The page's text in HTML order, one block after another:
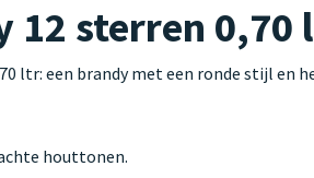
12 sterren
ltr: een brandy met een ronde stijl en
houttonen.